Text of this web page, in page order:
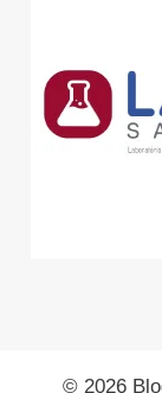
© 2026